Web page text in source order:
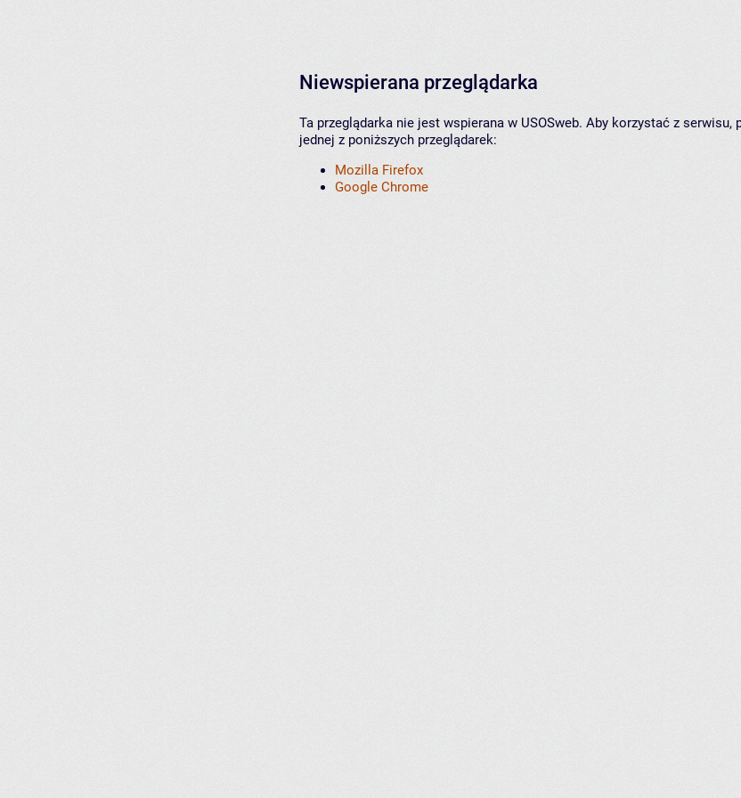
Niewspierana przeglądarka
Ta przeglądarka nie jest wspierana w USOSweb. Aby korzystać z serwisu,
jednej z poniższych przeglądarek:
Mozilla Firefox
Google Chrome